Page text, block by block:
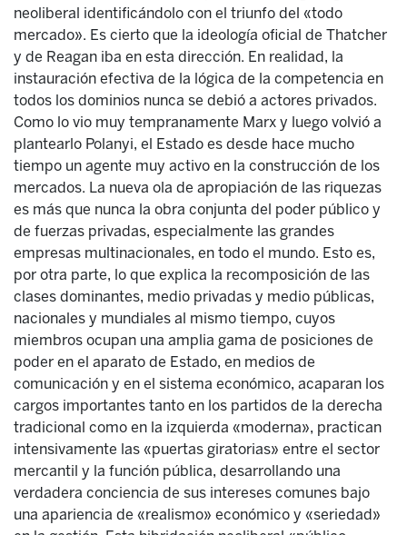
neoliberal identificándolo con el triunfo del «todo
mercado». Es cierto que la ideología oficial de Thatcher
y de Reagan iba en esta dirección. En realidad, la
instauración efectiva de la lógica de la competencia en
todos los dominios nunca se debió a actores privados.
Como lo vio muy tempranamente Marx y luego volvió a
plantearlo Polanyi, el Estado es desde hace mucho
tiempo un agente muy activo en la construcción de los
mercados. La nueva ola de apropiación de las riquezas
es más que nunca la obra conjunta del poder público y
de fuerzas privadas, especialmente las grandes
empresas multinacionales, en todo el mundo. Esto es,
por otra parte, lo que explica la recomposición de las
clases dominantes, medio privadas y medio públicas,
nacionales y mundiales al mismo tiempo, cuyos
miembros ocupan una amplia gama de posiciones de
poder en el aparato de Estado, en medios de
comunicación y en el sistema económico, acaparan los
cargos importantes tanto en los partidos de la derecha
tradicional como en la izquierda «moderna», practican
intensivamente las «puertas giratorias» entre el sector
mercantil y la función pública, desarrollando una
verdadera conciencia de sus intereses comunes bajo
una apariencia de «realismo» económico y «seriedad»